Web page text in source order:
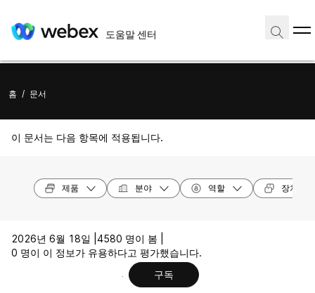
도움말 센터
홈 / 문서
이 문서는 다음 항목에 적용됩니다.
제품 분야 역할 장치 모
2026년 6월 18일 | 4580 명이 봄 |
0 명이 이 정보가 유용하다고 평가했습니다.
구독